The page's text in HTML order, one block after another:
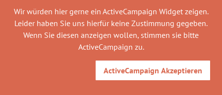
Wir würden hier gerne ein ActiveCampaign Widgetzeigen.
Leider haben Sie uns hierfür keine Zustimmung gegeben.
Wenn Sie diesen anzeigen wollen, stimmen sie bitte
ActiveCampaign zu.
ActiveCampaign Akzeptieren